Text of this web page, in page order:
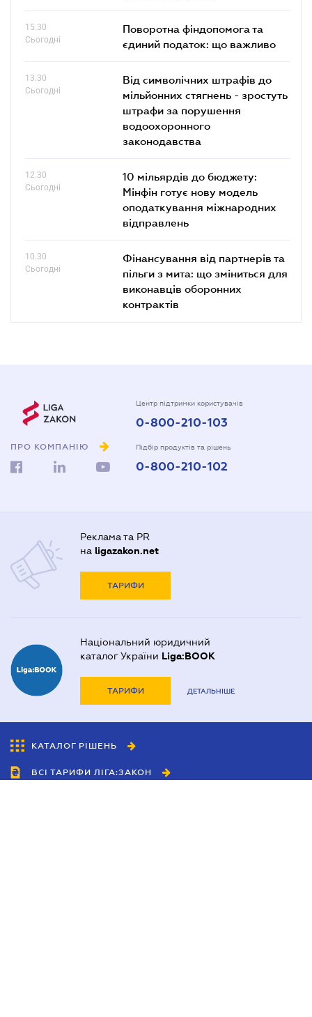
15.30
Сьогодні
Поворотна фіндопомога та
єдиний податок: що важливо
13.30
Сьогодні
Від символічних штрафів до
мільйонних стягнень - зростуть
штрафи за порушення
водоохоронного
законодавства
12.30
Сьогодні
10 мільярдів до бюджету:
Мінфін готує нову модель
оподаткування міжнародних
відправлень
10.30
Сьогодні
Фінансування від партнерів та
пільги з мита: що зміниться для
виконавців оборонних
контрактів
ПРО КОМПАНІЮ
Центр підтримки користувачів
0-800-210-103
Підбір продуктів та рішень
0-800-210-102
Реклама та PR
на ligazakon.net
ТАРИФИ
Національний юридичний
каталог України Liga:BOOK
ТАРИФИ ДЕТАЛЬНІШЕ
КАТАЛОГ РІШЕНЬ
ВСІ ТАРИФИ ЛІГА:ЗАКОН